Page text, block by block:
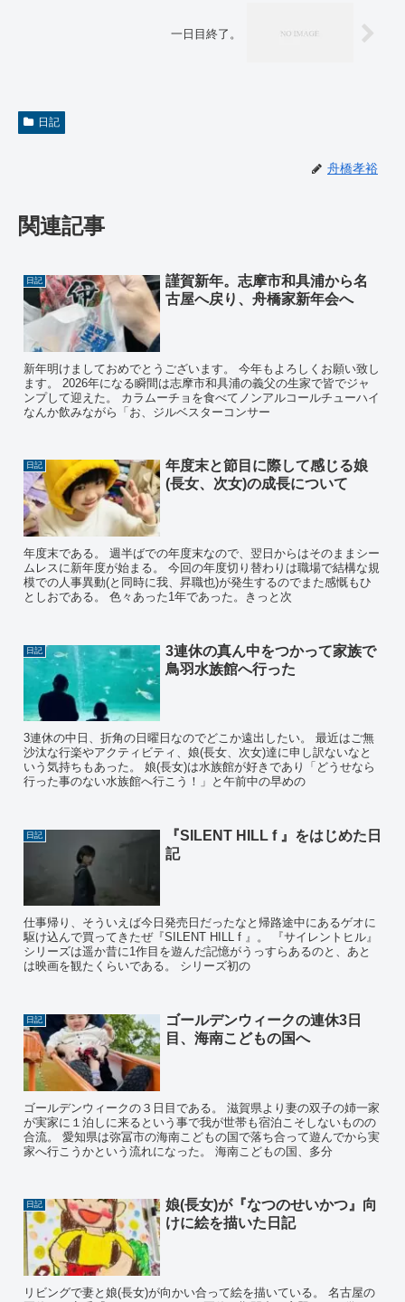
一日目終了。
日記
舟橋孝裕
関連記事
日記
謹賀新年。志摩市和具浦から名
古屋へ戻り、舟橋家新年会へ
新年明けましておめでとうございます。 今年もよろしくお願い致し
ます。 2026年になる瞬間は志摩市和具浦の義父の生家で皆でジャ
ンプして迎えた。 カラムーチョを食べてノンアルコールチューハイ
なんか飲みながら「お、ジルベスターコンサー
日記
年度末と節目に際して感じる娘
(長女、次女)の成長について
年度末である。 週半ばでの年度末なので、翌日からはそのままシー
ムレスに新年度が始まる。 今回の年度切り替わりは職場で結構な規
模での人事異動(と同時に我、昇職也)が発生するのでまた感慨もひ
としおである。 色々あった1年であった。きっと次
日記
3連休の真ん中をつかって家族で
鳥羽水族館へ行った
3連休の中日、折角の日曜日なのでどこか遠出したい。 最近はご無
沙汰な行楽やアクティビティ、娘(長女、次女)達に申し訳ないなと
いう気持ちもあった。 娘(長女)は水族館が好きであり「どうせなら
行った事のない水族館へ行こう！」と午前中の早めの
日記
『SILENT HILL f 』をはじめた日
記
仕事帰り、そういえば今日発売日だったなと帰路途中にあるゲオに
駆け込んで買ってきたぜ『SILENT HILL f 』。 『サイレントヒル』
シリーズは遥か昔に1作目を遊んだ記憶がうっすらあるのと、あと
は映画を観たくらいである。 シリーズ初の
日記
ゴールデンウィークの連休3日
目、海南こどもの国へ
ゴールデンウィークの３日目である。 滋賀県より妻の双子の姉一家
が実家に１泊しに来るという事で我が世帯も宿泊こそしないものの
合流。 愛知県は弥冨市の海南こどもの国で落ち合って遊んでから実
家へ行こうかという流れになった。 海南こどもの国、多分
日記
娘(長女)が『なつのせいかつ』向
けに絵を描いた日記
リビングで妻と娘(長女)が向かい合って絵を描いている。 名古屋の